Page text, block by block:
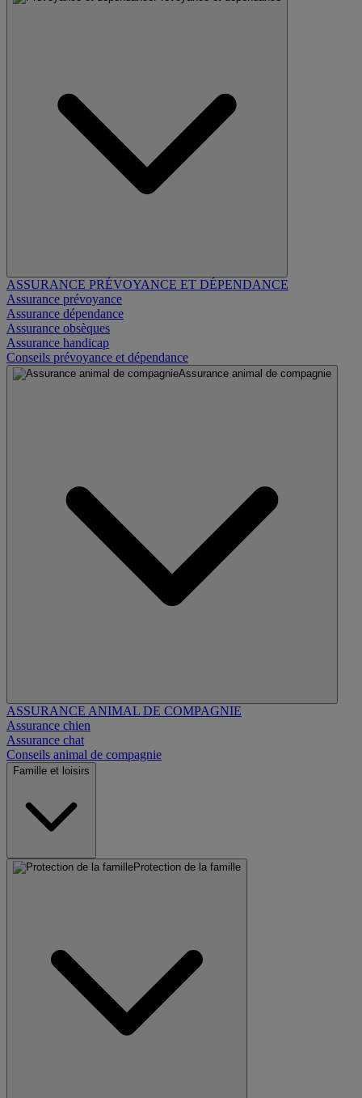
ASSURANCE PRÉVOYANCE ET DÉPENDANCE
Assurance prévoyance
Assurance dépendance
Assurance obsèques
Assurance handicap
Conseils prévoyance et dépendance
Assurance animal de compagnie
ASSURANCE ANIMAL DE COMPAGNIE
Assurance chien
Assurance chat
Conseils animal de compagnie
Famille et loisirs
Protection de la famille